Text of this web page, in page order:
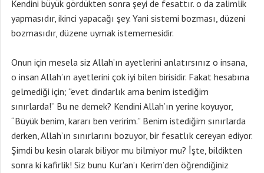
Kendini büyük gördükten sonra şeyi de fesattır. o da zalimlik
yapmasıdır, ikinci yapacağı şey. Yani sistemi bozması, düzeni
bozmasıdır, düzene uymak istememesidir.
Onun için mesela siz Allah’ın ayetlerini anlatırsınız o insana,
o insan Allah’ın ayetlerini çok iyi bilen birisidir. Fakat hesabına
gelmediği için; “evet dindarlık ama benim istediğim
sınırlarda!” Bu ne demek? Kendini Allah’ın yerine koyuyor,
“Büyük benim, kararı ben veririm.” Benim istediğim sınırlarda
derken, Allah’ın sınırlarını bozuyor, bir fesatlık cereyan ediyor.
Şimdi bu kesin olarak biliyor mu bilmiyor mu? İşte, bildikten
sonra ki kafirlik! Siz bunu Kur’an’ı Kerim’den öğrendiğiniz